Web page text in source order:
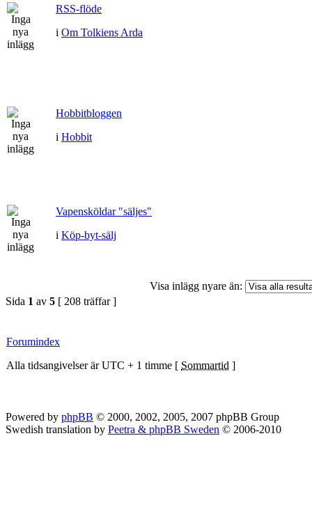
RSS-flöde
i Om Tolkiens Arda
Hobbitbloggen
i Hobbit
Vapensköldar "säljes"
i Köp-byt-sälj
Visa inlägg nyare än:
Sida 1 av 5 [ 208 träffar ]
Forumindex
Alla tidsangivelser är UTC + 1 timme [ Sommartid ]
Powered by phpBB © 2000, 2002, 2005, 2007 phpBB Group
Swedish translation by Peetra & phpBB Sweden © 2006-2010